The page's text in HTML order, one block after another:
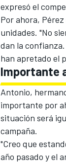
expresó el
Por ahora,
unidades. "No
dan la
han apretado el
Importante
Antonio,
importante por
situación será
campaña.
"Creo que
año pasado y el